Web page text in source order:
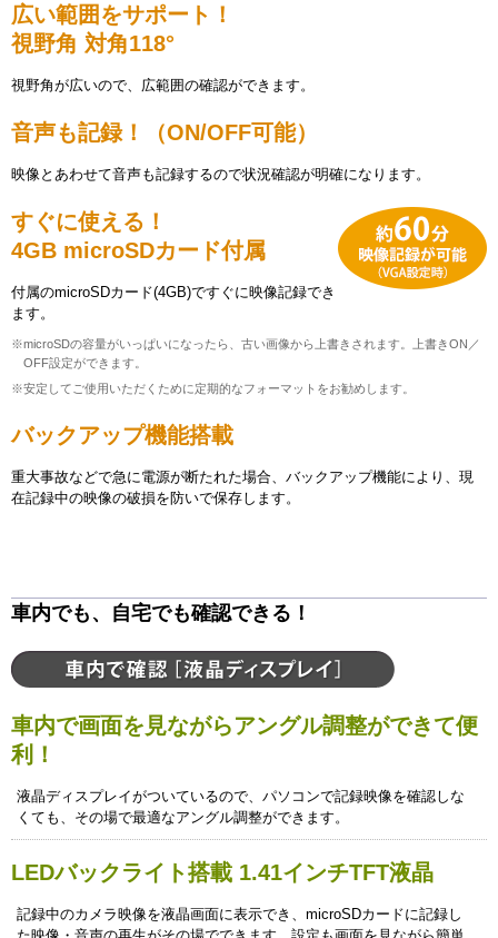
広い範囲をサポート！
視野角 対角118°
視野角が広いので、広範囲の確認ができます。
音声も記録！（ON/OFF可能）
映像とあわせて音声も記録するので状況確認が明確になります。
すぐに使える！
4GB microSDカード付属
付属のmicroSDカード(4GB)ですぐに映像記録でき
ます。
※microSDの容量がいっぱいになったら、古い画像から上書きされます。上書きON／
OFF設定ができます。
※安定してご使用いただくために定期的なフォーマットをお勧めします。
バックアップ機能搭載
重大事故などで急に電源が断たれた場合、バックアップ機能により、現
在記録中の映像の破損を防いで保存します。
車内でも、自宅でも確認できる！
車内で画面を見ながらアングル調整ができて便
利！
液晶ディスプレイがついているので、パソコンで記録映像を確認しな
くても、その場で最適なアングル調整ができます。
LEDバックライト搭載 1.41インチTFT液晶
記録中のカメラ映像を液晶画面に表示でき、microSDカードに記録し